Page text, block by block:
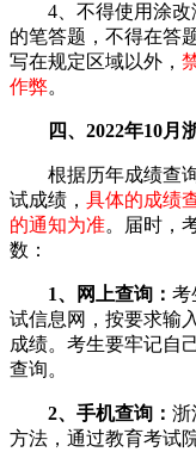
4、不得使用涂改
的笔答题，不得在答
写在规定区域以外，
作弊。
四、2022年10月
根据历年成绩查询
试成绩， 具体的成绩
的通知为准。届时，
数：
1、网上查询： 考
试信息网，按要求输
成绩。考生要牢记自
查询。
2、手机查询： 浙
方法，通过教育考试